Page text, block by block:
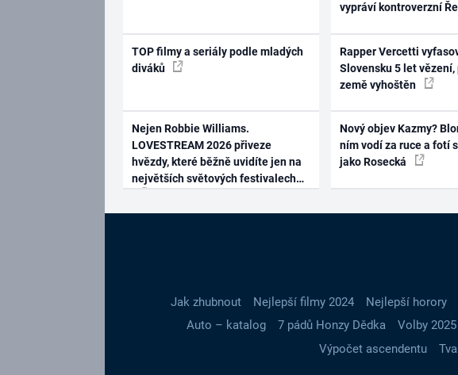
TOP filmy a seriály podle mladých
diváků
Nejen Robbie Williams.
LOVESTREAM 2026 přiveze
hvězdy, které běžně uvidíte jen na
největších světových festivalech
vypráví kontroverzní
Rapper Vercetti
Slovensku 5 let vězení,
země vyhoštěn
Nový objev Kazmy?
ním vodí za ruce a fotí
jako Rosecká
Jak zhubnout Nejlepší filmy 2024 Nejlepší horory
Auto – katalog
7 pádů Honzy Dědka Volby 2025
Výpočet ascendentu